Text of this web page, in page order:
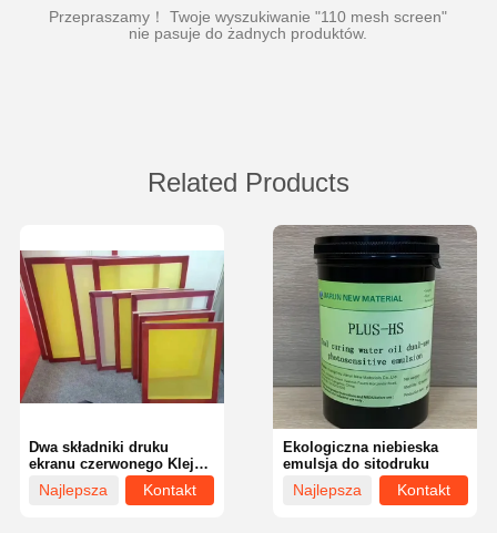
Przepraszamy！ Twoje wyszukiwanie "110 mesh screen"
nie pasuje do żadnych produktów.
Related Products
Dwa składniki druku
ekranu czerwonego Klej
przyjazny dla środowiska
Najlepsza
Kontakt
Ekologiczna niebieska
emulsja do sitodruku
Najlepsza
Kontakt